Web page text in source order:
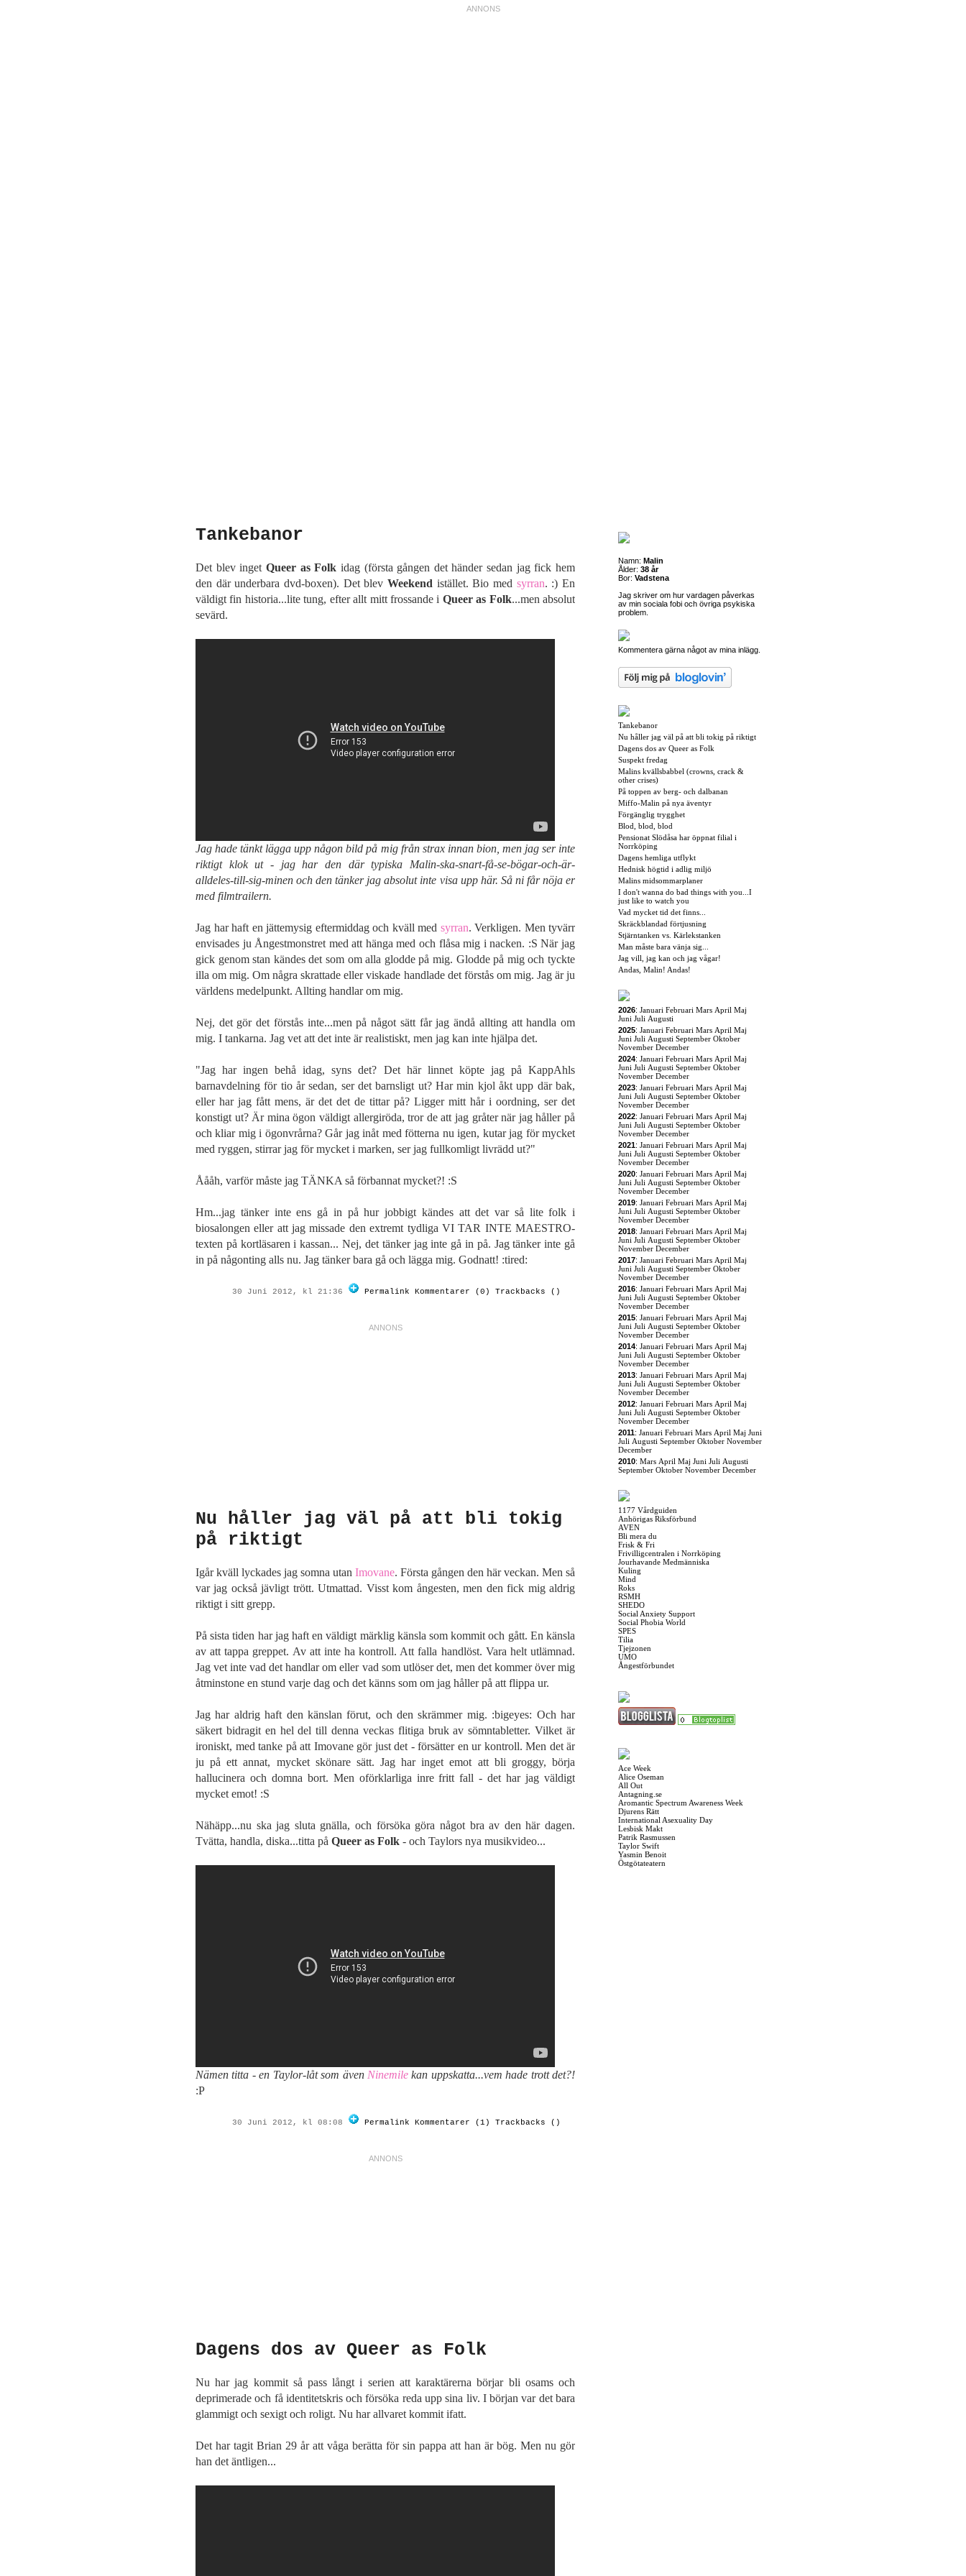
Tankebanor
Det blev inget Queer as Folk idag (första gången det händer sedan jag fick hem
den där underbara dvd-boxen). Det blev Weekend istället. Bio med syrran. :) En
väldigt fin historia...lite tung, efter allt mitt frossande i Queer as Folk...men absolut
sevärd.
Jag hade tänkt lägga upp någon bild på mig från strax innan bion, men jag ser inte
riktigt klok ut - jag har den där typiska Malin-ska-snart-få-se-bögar-och-är-
alldeles-till-sig-minen och den tänker jag absolut inte visa upp här. Så ni får nöja er
med filmtrailern.
Jag har haft en jättemysig eftermiddag och kväll med syrran. Verkligen. Men tyvärr
envisades ju Ångestmonstret med att hänga med och flåsa mig i nacken. :S När jag
gick genom stan kändes det som om alla glodde på mig. Glodde på mig och tyckte
illa om mig. Om några skrattade eller viskade handlade det förstås om mig. Jag är ju
världens medelpunkt. Allting handlar om mig.
Nej, det gör det förstås inte...men på något sätt får jag ändå allting att handla om
mig. I tankarna. Jag vet att det inte är realistiskt, men jag kan inte hjälpa det.
"Jag har ingen behå idag, syns det? Det här linnet köpte jag på KappAhls
barnavdelning för tio år sedan, ser det barnsligt ut? Har min kjol åkt upp där bak,
eller har jag fått mens, är det det de tittar på? Ligger mitt hår i oordning, ser det
konstigt ut? Är mina ögon väldigt allergiröda, tror de att jag gråter när jag håller på
och kliar mig i ögonvrårna? Går jag inåt med fötterna nu igen, kutar jag för mycket
med ryggen, stirrar jag för mycket i marken, ser jag fullkomligt livrädd ut?"
Åååh, varför måste jag TÄNKA så förbannat mycket?! :S
Hm...jag tänker inte ens gå in på hur jobbigt kändes att det var så lite folk i
biosalongen eller att jag missade den extremt tydliga VI TAR INTE MAESTRO-
texten på kortläsaren i kassan... Nej, det tänker jag inte gå in på. Jag tänker inte gå
in på någonting alls nu. Jag tänker bara gå och lägga mig. Godnatt! :tired:
30 Juni 2012, kl 21:36 Permalink Kommentarer (0) Trackbacks ()
Nu håller jag väl på att bli tokig
på riktigt
Igår kväll lyckades jag somna utan Imovane. Första gången den här veckan. Men så
var jag också jävligt trött. Utmattad. Visst kom ångesten, men den fick mig aldrig
riktigt i sitt grepp.
På sista tiden har jag haft en väldigt märklig känsla som kommit och gått. En känsla
av att tappa greppet. Av att inte ha kontroll. Att falla handlöst. Vara helt utlämnad.
Jag vet inte vad det handlar om eller vad som utlöser det, men det kommer över mig
åtminstone en stund varje dag och det känns som om jag håller på att flippa ur.
Jag har aldrig haft den känslan förut, och den skrämmer mig. :bigeyes: Och har
säkert bidragit en hel del till denna veckas flitiga bruk av sömntabletter. Vilket är
ironiskt, med tanke på att Imovane gör just det - försätter en ur kontroll. Men det är
ju på ett annat, mycket skönare sätt. Jag har inget emot att bli groggy, börja
hallucinera och domna bort. Men oförklarliga inre fritt fall - det har jag väldigt
mycket emot! :S
Nähäpp...nu ska jag sluta gnälla, och försöka göra något bra av den här dagen.
Tvätta, handla, diska...titta på Queer as Folk - och Taylors nya musikvideo...
Nämen titta - en Taylor-låt som även Ninemilekan uppskatta...vem hade trott det?!
:P
30 Juni 2012, kl 08:08 Permalink Kommentarer (1) Trackbacks ()
Dagens dos av Queer as Folk
Nu har jag kommit så pass långt i serien att karaktärerna börjar bli osams och
deprimerade och få identitetskris och försöka reda upp sina liv. I början var det bara
glammigt och sexigt och roligt. Nu har allvaret kommit ifatt.
Det har tagit Brian 29 år att våga berätta för sin pappa att han är bög. Men nu gör
han det äntligen...
Namn: Malin
Ålder: 38 år
Bor: Vadstena
Jag skriver om hur vardagen påverkas
av min sociala fobi och övriga psykiska
problem.
Kommentera gärna något av mina inlägg.
Tankebanor
Nu håller jag väl på att bli tokig på riktigt
Dagens dos av Queer as Folk
Suspekt fredag
Malins kvällsbabbel (crowns, crack &
other crises)
På toppen av berg- och dalbanan
Miffo-Malin på nya äventyr
Förgänglig trygghet
Blod, blod, blod
Pensionat Slödåsa har öppnat filial i
Norrköping
Dagens hemliga utflykt
Hednisk högtid i adlig miljö
Malins midsommarplaner
I don't wanna do bad things with you...I
just like to watch you
Vad mycket tid det finns...
Skräckblandad förtjusning
Stjärntanken vs. Kärlekstanken
Man måste bara vänja sig...
Jag vill, jag kan och jag vågar!
Andas, Malin! Andas!
2026: Januari Februari Mars April Maj
Juni Juli Augusti
2025: Januari Februari Mars April Maj
Juni Juli Augusti September Oktober
November December
2024: Januari Februari Mars April Maj
Juni Juli Augusti September Oktober
November December
2023: Januari Februari Mars April Maj
Juni Juli Augusti September Oktober
November December
2022: Januari Februari Mars April Maj
Juni Juli Augusti September Oktober
November December
2021: Januari Februari Mars April Maj
Juni Juli Augusti September Oktober
November December
2020: Januari Februari Mars April Maj
Juni Juli Augusti September Oktober
November December
2019: Januari Februari Mars April Maj
Juni Juli Augusti September Oktober
November December
2018: Januari Februari Mars April Maj
Juni Juli Augusti September Oktober
November December
2017: Januari Februari Mars April Maj
Juni Juli Augusti September Oktober
November December
2016: Januari Februari Mars April Maj
Juni Juli Augusti September Oktober
November December
2015: Januari Februari Mars April Maj
Juni Juli Augusti September Oktober
November December
2014: Januari Februari Mars April Maj
Juni Juli Augusti September Oktober
November December
2013: Januari Februari Mars April Maj
Juni Juli Augusti September Oktober
November December
2012: Januari Februari Mars April Maj
Juni Juli Augusti September Oktober
November December
2011: Januari Februari Mars April Maj Juni
Juli Augusti September Oktober November
December
2010: Mars April Maj Juni Juli Augusti
September Oktober November December
1177 Vårdguiden
Anhörigas Riksförbund
AVEN
Bli mera du
Frisk & Fri
Frivilligcentralen i Norrköping
Jourhavande Medmänniska
Kuling
Mind
Roks
RSMH
SHEDO
Social Anxiety Support
Social Phobia World
SPES
Tilia
Tjejzonen
UMO
Ångestförbundet
Ace Week
Alice Oseman
All Out
Antagning.se
Aromantic Spectrum Awareness Week
Djurens Rätt
International Asexuality Day
Lesbisk Makt
Patrik Rasmussen
Taylor Swift
Yasmin Benoit
Östgötateatern